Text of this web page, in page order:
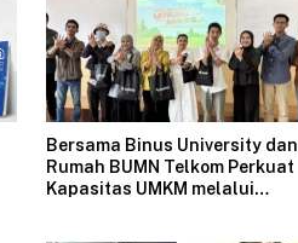
Bersama Binus University dan
Rumah BUMN Telkom Perkuat
Kapasitas UMKM melalui